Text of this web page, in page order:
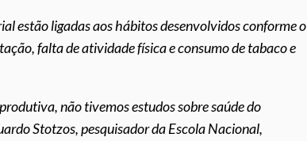
estão ligadas aos hábitos desenvolvidos conforme o
falta de atividade física e consumo de tabaco e
não tivemos estudos sobre saúde do
Stotzos, pesquisador da Escola Nacional,